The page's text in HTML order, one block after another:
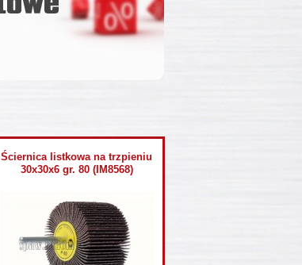
Ściernica listkowa na trzpieniu
30x30x6 gr. 80 (IM8568)